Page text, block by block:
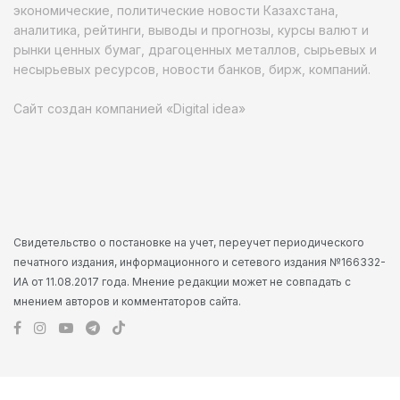
экономические, политические новости Казахстана,
аналитика, рейтинги, выводы и прогнозы, курсы валют и
рынки ценных бумаг, драгоценных металлов, сырьевых и
несырьевых ресурсов, новости банков, бирж, компаний.
Сайт создан компанией «Digital idea»
Свидетельство о постановке на учет, переучет периодического
печатного издания, информационного и сетевого издания №166332-
ИА от 11.08.2017 года. Мнение редакции может не совпадать с
мнением авторов и комментаторов сайта.